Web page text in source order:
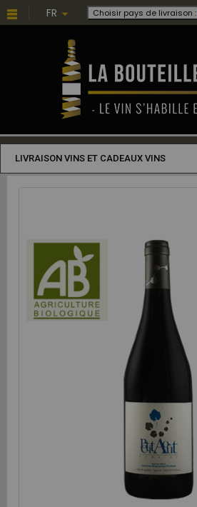
FR Choisir pays de livraison :
LIVRAISON VINS ET CADEAUX VINS